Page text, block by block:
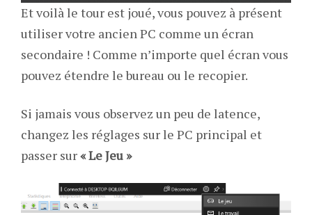
Et voilà le tour est joué, vous pouvez à présent
utiliser votre ancien PC comme un écran
secondaire ! Comme n’importe quel écran vous
pouvez étendre le bureau ou le recopier.
Si jamais vous observez un peu de latence,
changez les réglages sur le PC principal et
passer sur« Le Jeu »